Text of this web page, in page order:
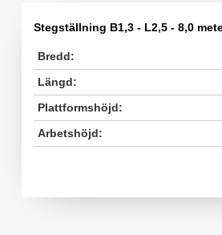
Stegställning B1,3 - L2,5 - 8,0
Bredd:
Längd:
Plattformshöjd:
Arbetshöjd: